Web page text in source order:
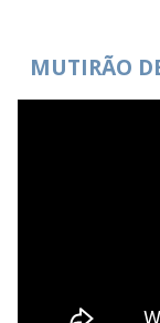
MUTIRÃO